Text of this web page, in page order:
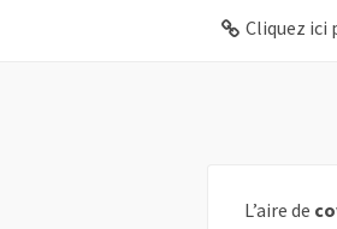
Cliquez ici
L’aire de